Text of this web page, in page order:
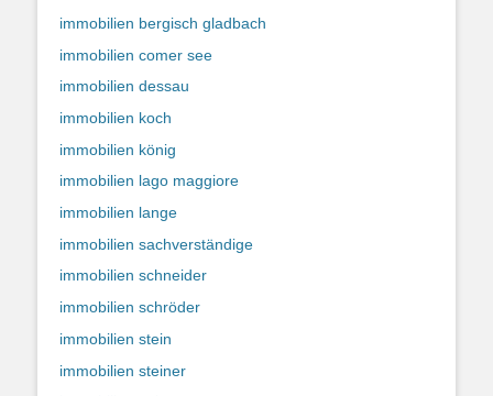
immobilien bergisch gladbach
immobilien comer see
immobilien dessau
immobilien koch
immobilien könig
immobilien lago maggiore
immobilien lange
immobilien sachverständige
immobilien schneider
immobilien schröder
immobilien stein
immobilien steiner